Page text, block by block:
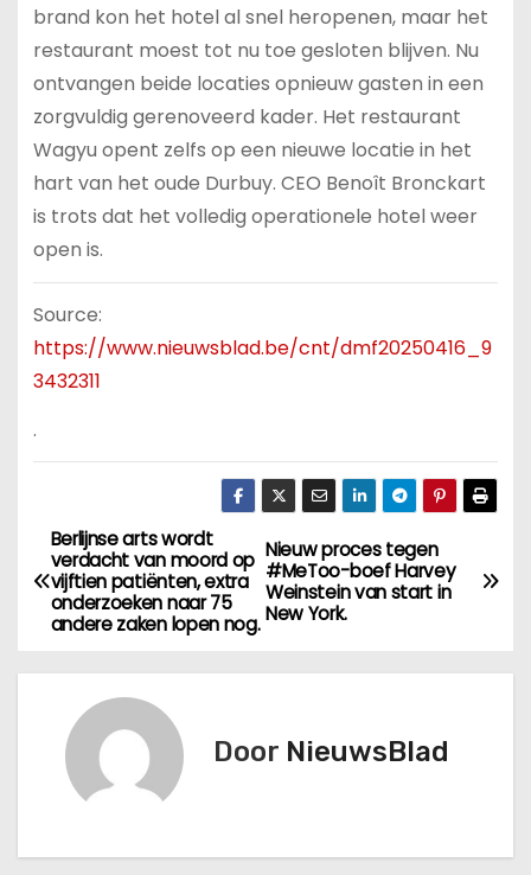
brand kon het hotel al snel heropenen, maar het
restaurant moest tot nu toe gesloten blijven. Nu
ontvangen beide locaties opnieuw gasten in een
zorgvuldig gerenoveerd kader. Het restaurant
Wagyu opent zelfs op een nieuwe locatie in het
hart van het oude Durbuy. CEO Benoît Bronckart
is trots dat het volledig operationele hotel weer
open is.
Source:
https://www.nieuwsblad.be/cnt/dmf20250416_9
3432311
.
B
e
t
Nieuw proces tegen
#MeToo-boef Harvey
Weinstein van start in
New York.
Berlijnse arts wordt
verdacht van moord op
vijftien patiënten, extra
onderzoeken naar 75
andere zaken lopen nog.
Door NieuwsBlad